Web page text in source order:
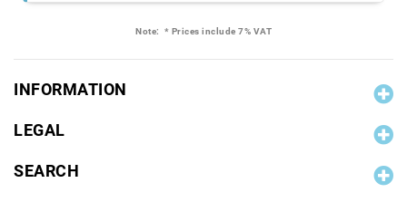
Note: * Prices include 7% VAT
INFORMATION
LEGAL
SEARCH